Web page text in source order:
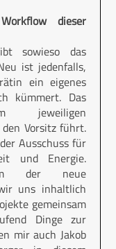
dieser
sowieso das
ist jedenfalls,
ein eigenes
kümmert. Das
jeweiligen
Vorsitz führt.
Ausschuss für
und Energie.
der neue
uns inhaltlich
gemeinsam
Dinge zur
mir auch Jakob